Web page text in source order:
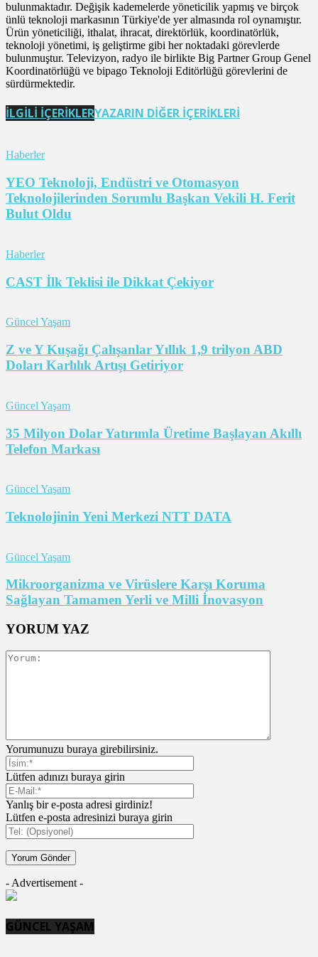
bulunmaktadır. Değişik kademelerde yöneticilik yapmış ve birçok
ünlü teknoloji markasının Türkiye'de yer almasında rol oynamıştır.
Ürün yöneticiliği, ithalat, ihracat, direktörlük, koordinatörlük,
teknoloji yönetimi, iş geliştirme gibi her noktadaki görevlerde
bulunmuştur. Televizyon, radyo ile birlikte Big Partner Group Genel
Koordinatörlüğü ve bipago Teknoloji Editörlüğü görevlerini de
sürdürmektedir.
İLGİLİ İÇERİKLERYAZARIN DİĞER İÇERİKLERİ
Haberler
YEO Teknoloji, Endüstri ve Otomasyon
Teknolojilerinden Sorumlu Başkan Vekili H. Ferit
Bulut Oldu
Haberler
CAST İlk Teklisi ile Dikkat Çekiyor
Güncel Yaşam
Z ve Y Kuşağı Çalışanlar Yıllık 1,9 trilyon ABD
Doları Karlılık Artışı Getiriyor
Güncel Yaşam
35 Milyon Dolar Yatırımla Üretime Başlayan Akıllı
Telefon Markası
Güncel Yaşam
Teknolojinin Yeni Merkezi NTT DATA
Güncel Yaşam
Mikroorganizma ve Virüslere Karşı Koruma
Sağlayan Tamamen Yerli ve Milli İnovasyon
YORUM YAZ
Yorumunuzu buraya girebilirsiniz.
Lütfen adınızı buraya girin
Yanlış bir e-posta adresi girdiniz!
Lütfen e-posta adresinizi buraya girin
- Advertisement -
GÜNCEL YAŞAM